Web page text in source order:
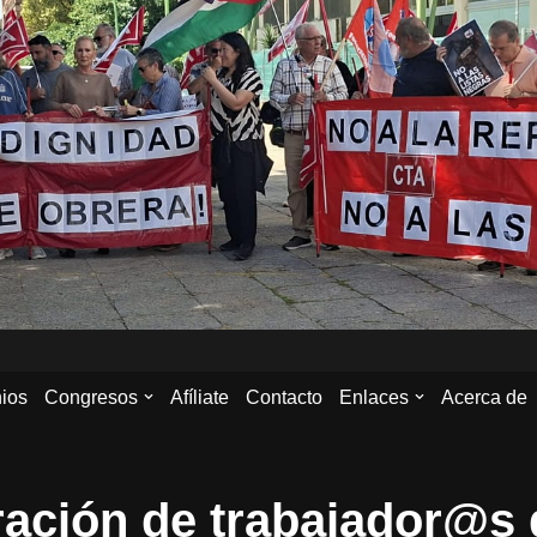
Congresos Afíliate Contacto Enlaces Acerca de
de trabajador@s